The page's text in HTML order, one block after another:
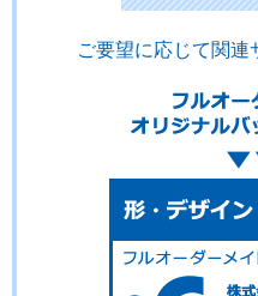
ご要望に応じて関連